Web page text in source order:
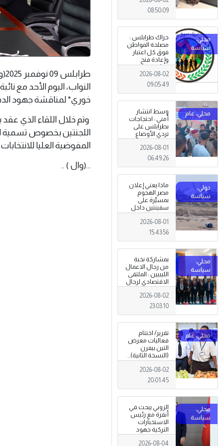
08:50:09
حراك طرابلس :
مصلحة المواطن
فوق كل اعتبار
وإعادة فتح
المؤسسات
جاءت استجابةً
للإرادة الشعبية
2026-08-02
09:05:49
وسط انتشار
أمني : احتجاجات
بطرابلس على
تردي الأوضاع
المعيشية وتدني
الخدمات العامة .
2026-08-01
06:49:26
ماذا يعني إعلان
مصر الهجوم
بمسيّرة على
سفينتين داخل
ميناء دمياط؟
(قراءة تحليلية)
2026-08-01
15:43:56
بمشاركة نخبة
من رجال الاعمال
الليبيين : الملتقى
الاقتصادي لرجال
الاعمال 2026
تبدأ فعاليات
بمدينة سرت .
2026-08-02
23:03:10
تقرير/ اختتام
فعاليات معرض
التين بيفرن
(النسخة الثانية)..
تظاهرة وطنية
وصمود
للمزارعين في
2026-08-02
20:01:45
الزوبي يبحث في
أنقرة مع رئيس
الاستخبارات
التركية جهود
توحيد المؤسسة
العسكرية على
2026-08-04
النواب، اليوم الأحد مع
خوري" لمناقشة جهود
وتم خلال اللقاء الذي
اللجنتين بخصوص تسمية
المفوضية العليا
...(وال ) ..